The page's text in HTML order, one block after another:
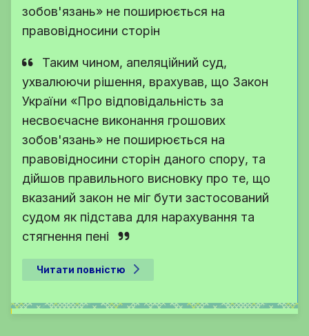
зобов'язань» не поширюється на
правовідносини сторін
Таким чином, апеляційний суд,
ухвалюючи рішення, врахував, що Закон
України «Про відповідальність за
несвоєчасне виконання грошових
зобов'язань» не поширюється на
правовідносини сторін даного спору, та
дійшов правильного висновку про те, що
вказаний закон не міг бути застосований
судом як підстава для нарахування та
стягнення пені
Читати повністю